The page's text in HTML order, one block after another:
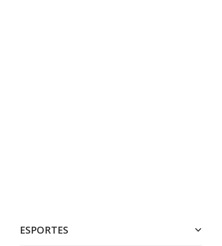
ESPORTES